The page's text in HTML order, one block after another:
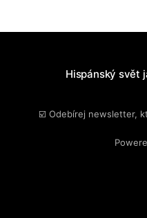
Hispánský svět
☑️ Odebírej newsletter,